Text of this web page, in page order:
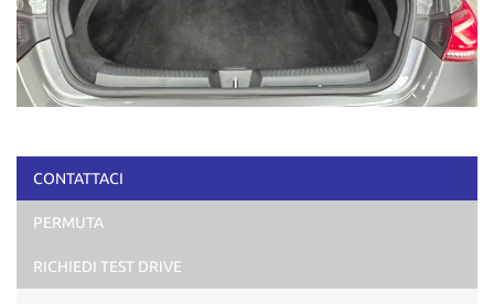
CONTATTACI
PERMUTA
RICHIEDI TEST DRIVE